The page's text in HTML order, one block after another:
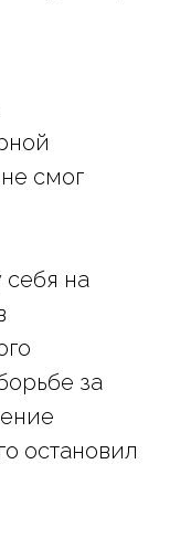
смог
себя на
за
остановил